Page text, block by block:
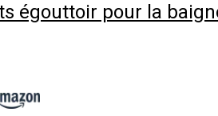
égouttoir pour la